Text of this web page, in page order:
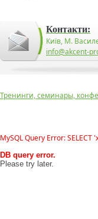
Контакти:
Київ, М.
info@akcent-
Тренинги, семинары,
MySQL Query Error: SELECT
DB query error.
Please try later.